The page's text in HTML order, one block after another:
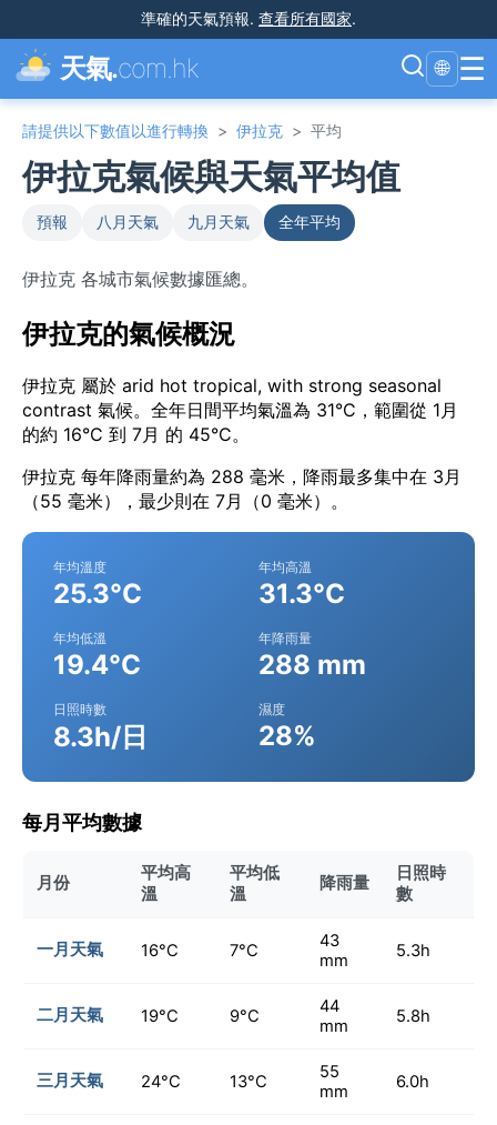
準確的天氣預報. 查看所有國家.
天氣.com.hk 🌐 ☰
請提供以下數值以進行轉換 > 伊拉克 > 平均
伊拉克氣候與天氣平均值
預報 八月天氣 九月天氣 全年平均
伊拉克 各城市氣候數據匯總。
伊拉克的氣候概況
伊拉克 屬於 arid hot tropical, with strong seasonal
contrast 氣候。全年日間平均氣溫為 31°C，範圍從 1月
的約 16°C 到 7月 的 45°C。
伊拉克 每年降雨量約為 288 毫米，降雨最多集中在 3月
（55 毫米），最少則在 7月（0 毫米）。
年均溫度
25.3°C
年均高溫
31.3°C
年均低溫
19.4°C
年降雨量
288 mm
日照時數
8.3h/日
濕度
28%
每月平均數據
月份
平均高
溫
平均低
溫
降雨量
日照時
數
一月天氣 16°C 7°C
43
mm
5.3h
二月天氣 19°C 9°C
44
mm
5.8h
三月天氣 24°C 13°C
55
mm
6.0h